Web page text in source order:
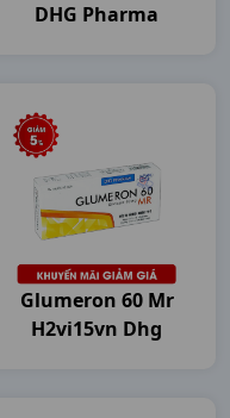
DHG Pharma
Glumeron 60 Mr
H2vi15vn Dhg